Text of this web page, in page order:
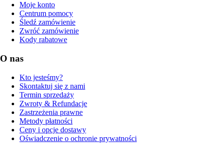
Moje konto
Centrum pomocy
Śledź zamówienie
Zwróć zamówienie
Kody rabatowe
O nas
Kto jesteśmy?
Skontaktuj się z nami
Termin sprzedaży
Zwroty & Refundacje
Zastrzeżenia prawne
Metody płatności
Ceny i opcje dostawy
Oświadczenie o ochronie prywatności